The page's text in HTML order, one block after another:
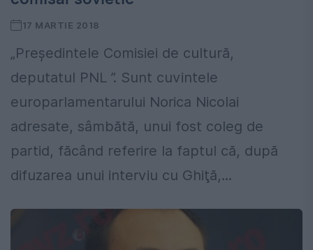
17 MARTIE 2018
„Preşedintele Comisiei de cultură,
deputatul PNL ”. Sunt cuvintele
europarlamentarului Norica Nicolai
adresate, sâmbătă, unui fost coleg de
partid, făcând referire la faptul că, după
difuzarea unui interviu cu Ghiţă,...